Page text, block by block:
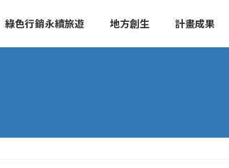
綠色行銷永續旅遊 地方創生 計畫成果